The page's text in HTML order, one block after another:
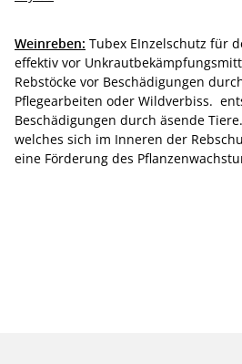
Weinreben: Tubex EInzelschutz für
effektiv vor
Rebstöcke vor Beschädigungen
Pflegearbeiten oder Wildverbiss.
Beschädigungen durch äsende
welches sich im Inneren der
eine Förderung des